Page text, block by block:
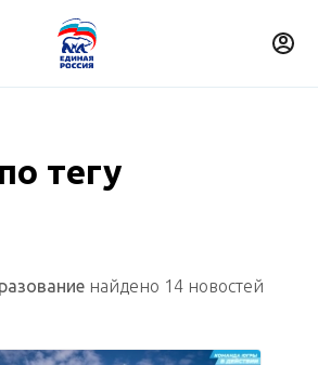
тегу
найдено 14 новостей